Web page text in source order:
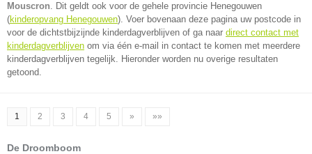
Mouscron. Dit geldt ook voor de gehele provincie Henegouwen
(kinderopvang Henegouwen). Voer bovenaan deze pagina uw postcode in
voor de dichtstbijzijnde kinderdagverblijven of ga naar direct contact met
kinderdagverblijven om via één e-mail in contact te komen met meerdere
kinderdagverblijven tegelijk. Hieronder worden nu overige resultaten
getoond.
1 2 3 4 5 » »»
De Droomboom